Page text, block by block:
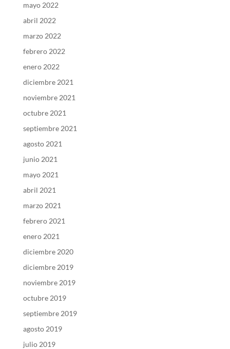
mayo 2022
abril 2022
marzo 2022
febrero 2022
enero 2022
diciembre 2021
noviembre 2021
octubre 2021
septiembre 2021
agosto 2021
junio 2021
mayo 2021
abril 2021
marzo 2021
febrero 2021
enero 2021
diciembre 2020
diciembre 2019
noviembre 2019
octubre 2019
septiembre 2019
agosto 2019
julio 2019